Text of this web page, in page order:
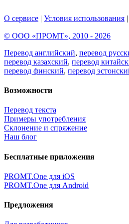
О сервисе | Условия использования |
© ООО «ПРОМТ», 2010 - 2026
Перевод английский, перевод
перевод казахский, перевод
перевод финский, перевод
Возможности
Перевод текста
Примеры употребления
Склонение и спряжение
Наш блог
Бесплатные приложения
PROMT.One для iOS
PROMT.One для Android
Предложения